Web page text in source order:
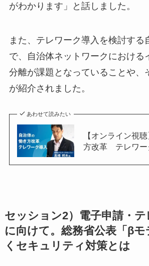
がわかります」と話しました。
また、テレワーク導入を検討する
で、自治体ネットワークにおける
分離が課題となっていることや、
が紹介されました。
あわせて読みたい
【オンライン視
方改革 テレワー
セッション2）電子申請・
に向けて。総務省公表「β
くセキュリティ対策とは